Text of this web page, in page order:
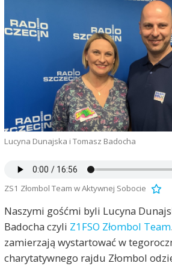
Lucyna Dunajska i Tomasz Badocha
ZS1 Złombol Team w Aktywnej Sobocie
Naszymi gośćmi byli Lucyna
Badocha czyli Z1FSO Złombol Team
zamierzają wystartować w
charytatywnego rajdu Złombol